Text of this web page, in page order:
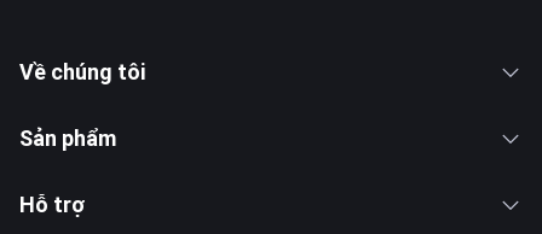
Về chúng tôi
Sản phẩm
Hỗ trợ